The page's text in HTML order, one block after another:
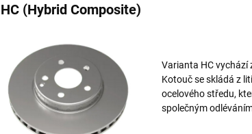
HC (Hybrid Composite)
Varianta HC vychází
Kotouč se skládá z
ocelového středu,
společným